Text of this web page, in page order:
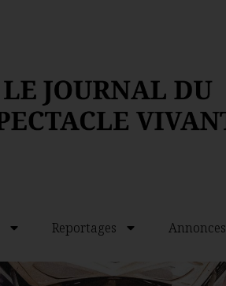
Reportages Annonces